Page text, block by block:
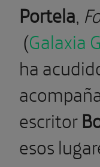
Portela,
(Galaxia
ha
escritor
esos